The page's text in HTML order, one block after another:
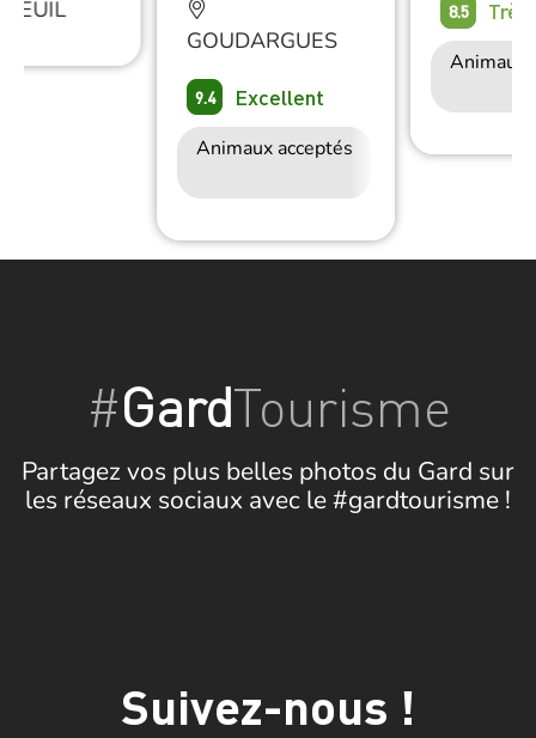
GOUDARGUES
9.4 Excellent
Animaux acceptés
Accès Internet
8.5 Très
Animaux
#GardTourisme
Partagez vos plus belles photos du Gard sur
les réseaux sociaux avec le #gardtourisme !
Suivez-nous !